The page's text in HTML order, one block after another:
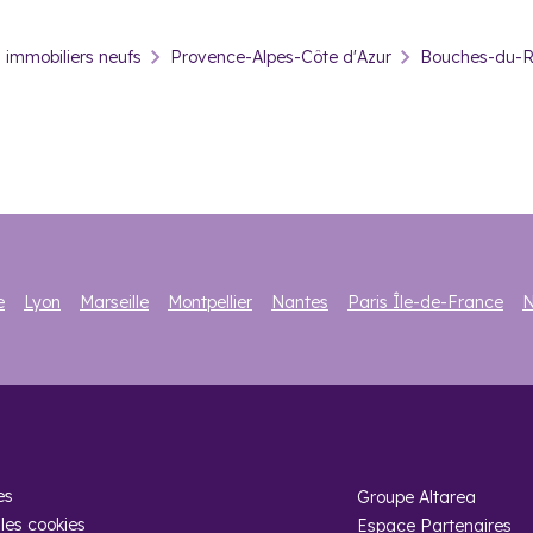
dans l’immobilier neuf à
chaque projet
neufs Provence-Alpes-Côte d'Azur Bouches-du-
Lyon Marseille Montpellier Nantes Paris Île-de-France
cookies
Groupe Altarea
Espace Partenaires